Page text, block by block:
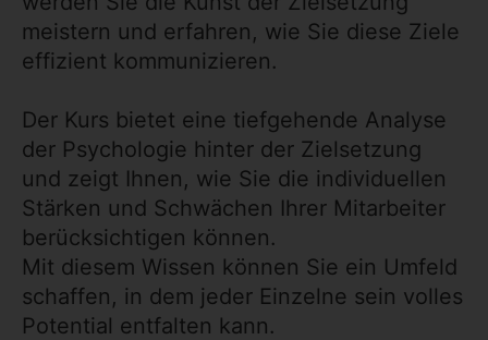
meistern und erfahren, wie Sie diese Ziele
effizient kommunizieren.
Der Kurs bietet eine tiefgehende Analyse
der Psychologie hinter der Zielsetzung
und zeigt Ihnen, wie Sie die individuellen
Stärken und Schwächen Ihrer Mitarbeiter
berücksichtigen können.
Mit diesem Wissen können Sie ein Umfeld
schaffen, in dem jeder Einzelne sein volles
Potential entfalten kann.